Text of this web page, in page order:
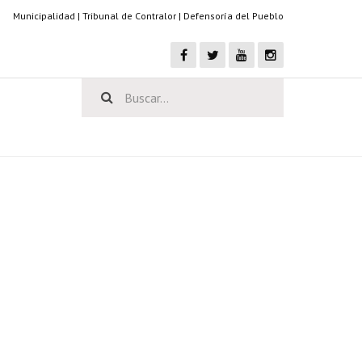
Municipalidad | Tribunal de Contralor | Defensoría del Pueblo